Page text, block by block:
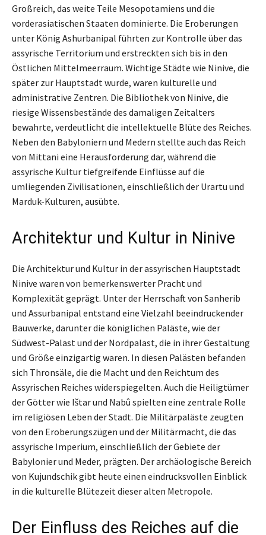
Großreich, das weite Teile Mesopotamiens und die
vorderasiatischen Staaten dominierte. Die Eroberungen
unter König Ashurbanipal führten zur Kontrolle über das
assyrische Territorium und erstreckten sich bis in den
Östlichen Mittelmeerraum. Wichtige Städte wie Ninive, die
später zur Hauptstadt wurde, waren kulturelle und
administrative Zentren. Die Bibliothek von Ninive, die
riesige Wissensbestände des damaligen Zeitalters
bewahrte, verdeutlicht die intellektuelle Blüte des Reiches.
Neben den Babyloniern und Medern stellte auch das Reich
von Mittani eine Herausforderung dar, während die
assyrische Kultur tiefgreifende Einflüsse auf die
umliegenden Zivilisationen, einschließlich der Urartu und
Marduk-Kulturen, ausübte.
Architektur und Kultur in Ninive
Die Architektur und Kultur in der assyrischen Hauptstadt
Ninive waren von bemerkenswerter Pracht und
Komplexität geprägt. Unter der Herrschaft von Sanherib
und Assurbanipal entstand eine Vielzahl beeindruckender
Bauwerke, darunter die königlichen Paläste, wie der
Südwest-Palast und der Nordpalast, die in ihrer Gestaltung
und Größe einzigartig waren. In diesen Palästen befanden
sich Thronsäle, die die Macht und den Reichtum des
Assyrischen Reiches widerspiegelten. Auch die Heiligtümer
der Götter wie Ištar und Nabû spielten eine zentrale Rolle
im religiösen Leben der Stadt. Die Militärpaläste zeugten
von den Eroberungszügen und der Militärmacht, die das
assyrische Imperium, einschließlich der Gebiete der
Babylonier und Meder, prägten. Der archäologische Bereich
von Kujundschik gibt heute einen eindrucksvollen Einblick
in die kulturelle Blütezeit dieser alten Metropole.
Der Einfluss des Reiches auf die